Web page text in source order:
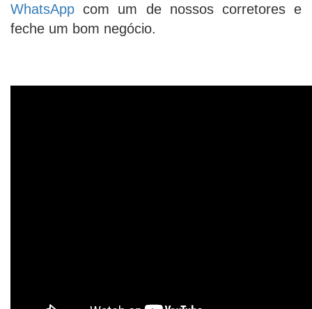
WhatsApp com um de nossos corretores e
feche um bom negócio.